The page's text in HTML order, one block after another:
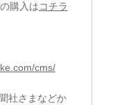
購入はコチラ
cms/
社さまなどか